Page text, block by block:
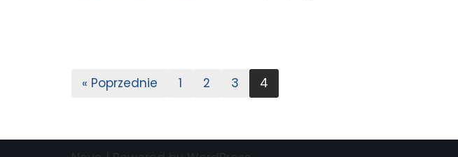
« Poprzednie 1 2 3 4